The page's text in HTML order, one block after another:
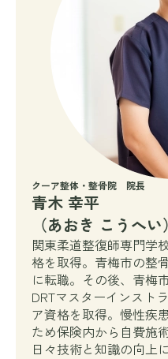
クーア整体・整骨院 院長
青木 幸平
（あおき こうへい）
関東柔道整復師専門学
格を取得。青梅市の整
に転職。その後、青梅
DRTマスターインスト
ア資格を取得。慢性疾
ため保険内から自費施
日々技術と知識の向上